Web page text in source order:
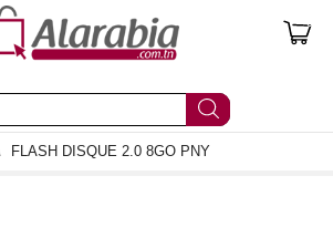
0
FLASH DISQUE 2.0 8GO PNY